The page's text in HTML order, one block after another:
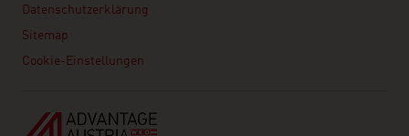
Datenschutzerklärung
Sitemap
Cookie-Einstellungen